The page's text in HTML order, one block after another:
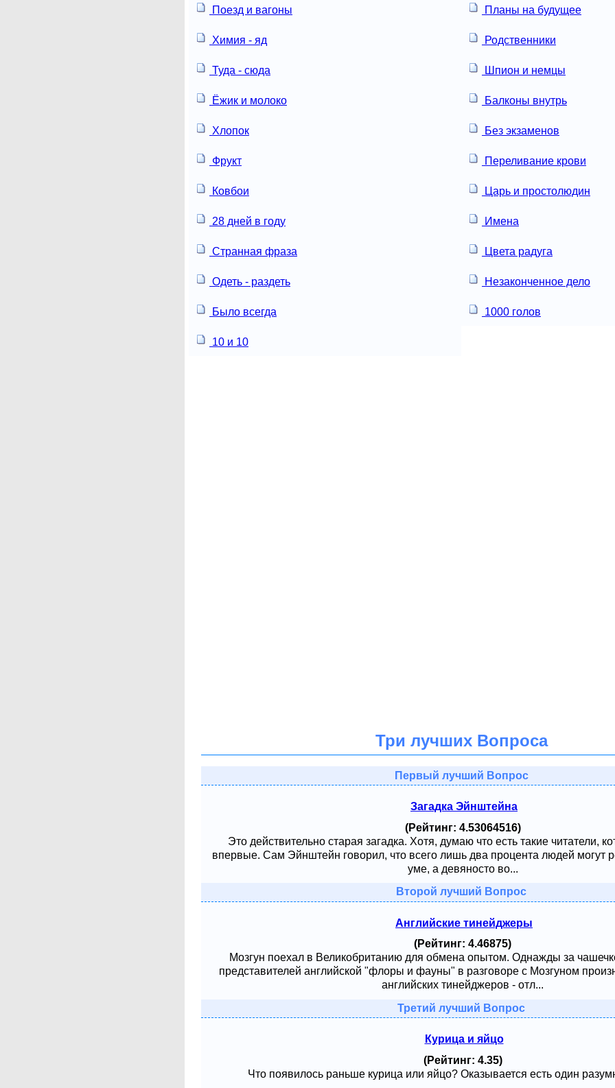
Поезд и вагоны Планы на будущее
Химия - яд Родственники
Туда - сюда Шпион и немцы
Ёжик и молоко Балконы внутрь
Хлопок Без экзаменов
Фрукт Переливание крови
Ковбои Царь и простолюдин
28 дней в году Имена
Странная фраза Цвета радуга
Одеть - раздеть Незаконченное дело
Было всегда 1000 голов
10 и 10
Три лучших Вопроса
Первый лучший Вопрос
Загадка Эйнштейна
(Рейтинг: 4.53064516)
Это действительно старая загадка. Хотя, думаю что есть такие читатели,
впервые. Сам Эйнштейн говорил, что всего лишь два процента людей могут
уме, а девяносто во...
Второй лучший Вопрос
Английские тинейджеры
(Рейтинг: 4.46875)
Мозгун поехал в Великобританию для обмена опытом. Однажды за
представителей английской "флоры и фауны" в разговоре с Мозгуном
английских тинейджеров - отл...
Третий лучший Вопрос
Курица и яйцо
(Рейтинг: 4.35)
Что появилось раньше курица или яйцо? Оказывается есть один